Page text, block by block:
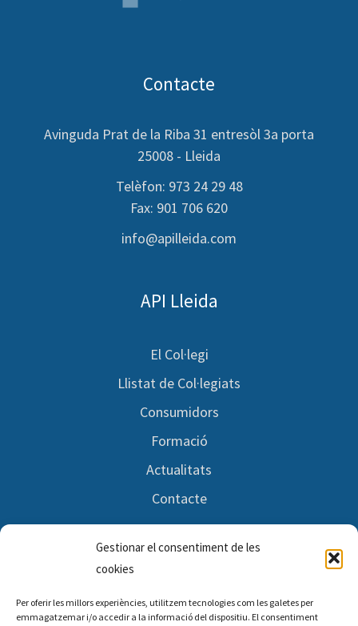
Gestionar el consentiment de les
cookies
Per oferir les millors experiències, utilitzem tecnologies com les galetes per
emmagatzemar i/o accedir a la informació del dispositiu. El consentiment
Contacte
Avinguda Prat de la Riba 31 entresòl 3a porta
25008 - Lleida
Telèfon: 973 24 29 48
Fax: 901 706 620
info@apilleida.com
API Lleida
El Col·legi
Llistat de Col·legiats
Consumidors
Formació
Actualitats
Contacte
Segueix-nos
Facebook